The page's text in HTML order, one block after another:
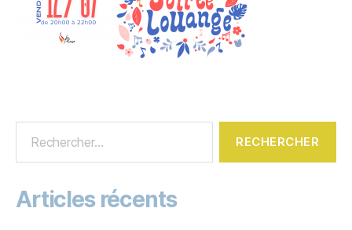
Articles récents